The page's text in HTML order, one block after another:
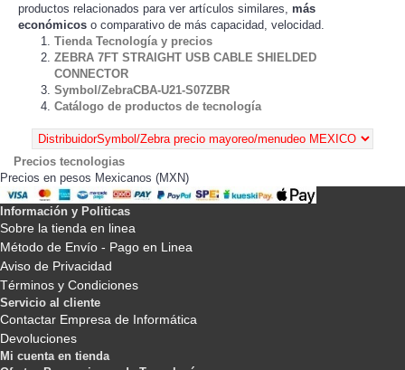
productos relacionados para ver artículos similares más
económicos o comparativo de más capacidad, velocidad.
Tienda Tecnología y precios
ZEBRA 7FT STRAIGHT USB CABLE SHIELDED
CONNECTOR
Symbol/ZebraCBA-U21-S07ZBR
Catálogo de productos de tecnología
Precios tecnologias
Precios en pesos Mexicanos (MXN)
Información y Politicas
Sobre la tienda en linea
Método de Envío - Pago en Linea
Aviso de Privacidad
Términos y Condiciones
Servicio al cliente
Contactar Empresa de Informática
Devoluciones
Mi cuenta en tienda